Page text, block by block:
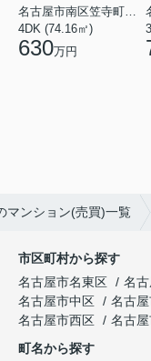
4DK (74.16㎡)
630万円
マンション(売買)一覧
市区町村から探す
名古屋市名東区
名
名古屋市中区
名古
名古屋市西区
名古
町名から探す